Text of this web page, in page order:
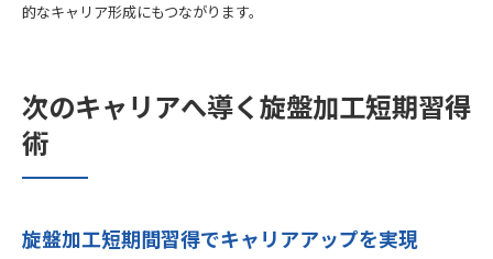
的なキャリア形成にもつながります。
次のキャリアへ導く旋盤加工短期習得
術
旋盤加工短期間習得でキャリアアップを実現